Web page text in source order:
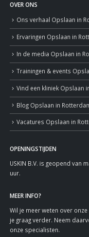
OVER ONS
Ons verhaal Opslaan in
Ervaringen Opslaan in
In de media Opslaan in
Trainingen & events
Vind een kliniek Opslaan
Blog Opslaan in
Vacatures Opslaan in
OPENINGSTIJDEN
USKIN B.V. is geopend van
uur.
MEER INFO?
Wil je meer weten over
je graag verder. Neem
onze specialisten.